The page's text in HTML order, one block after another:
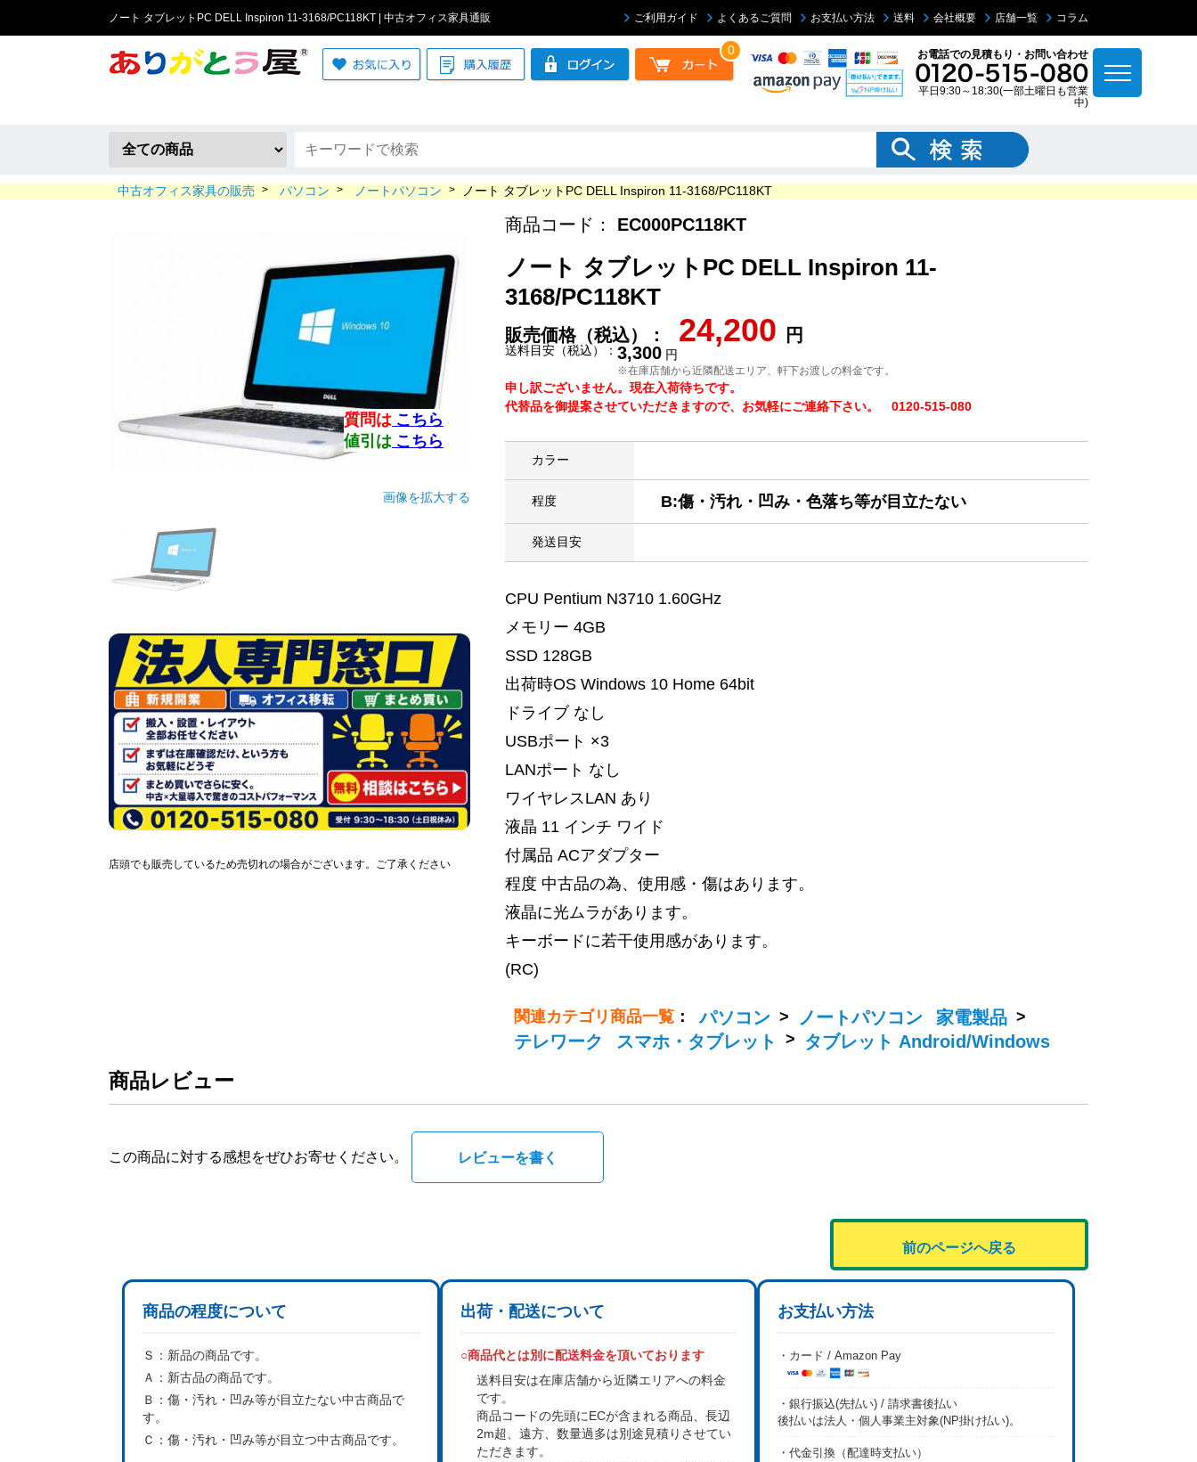
ノート タブレットPC DELL Inspiron 11-3168/PC118KT | 中古オフィス家具通販 ご利用ガイド よくあるご質問 お支払い方法 送料 会社概要 店舗一覧 コラム
0 お電話での見積もり・お問い合わせ
平日9:30～18:30(一部土曜日も営業
中)
中古オフィス家具の販売 > パソコン > ノートパソコン > ノート タブレットPC DELL Inspiron 11-3168/PC118KT
質問は こちら
値引は こちら
画像を拡大する
商品コード： EC000PC118KT
ノート タブレットPC DELL Inspiron 11-
3168/PC118KT
販売価格（税込）： 24,200 円
送料目安（税込）： 3,300 円
※在庫店舗から近隣配送エリア、軒下お渡しの料金です。
申し訳ございません。現在入荷待ちです。
代替品を御提案させていただきますので、お気軽にご連絡下さい。 0120-515-080
カラー
程度 B:傷・汚れ・凹み・色落ち等が目立たない
発送目安
CPU Pentium N3710 1.60GHz
メモリー 4GB
SSD 128GB
出荷時OS Windows 10 Home 64bit
ドライブ なし
USBポート ×3
LANポート なし
ワイヤレスLAN あり
液晶 11 インチ ワイド
付属品 ACアダプター
程度 中古品の為、使用感・傷はあります。
液晶に光ムラがあります。
キーボードに若干使用感があります。
(RC)
関連カテゴリ商品一覧 ： パソコン > ノートパソコン 家電製品 >
テレワーク スマホ・タブレット > タブレット Android/Windows
店頭でも販売しているため売切れの場合がございます。ご了承ください
商品レビュー
この商品に対する感想をぜひお寄せください。 レビューを書く
前のページへ戻る
商品の程度について
Ｓ： 新品の商品です。
Ａ： 新古品の商品です。
Ｂ： 傷・汚れ・凹み等が目立たない中古商品で
す。
Ｃ： 傷・汚れ・凹み等が目立つ中古商品です。
出荷・配送について
○商品代とは別に配送料金を頂いております
送料目安は在庫店舗から近隣エリアへの料金
です。
商品コードの先頭にECが含まれる商品、長辺
2m超、遠方、数量過多は別途見積り させてい
ただきます。
お支払い方法
・カード / Amazon Pay
・銀行振込(先払い) / 請求書後払い
後払いは法人・個人事業主対象(NP掛け払い)。
・代金引換（配達時支払い）